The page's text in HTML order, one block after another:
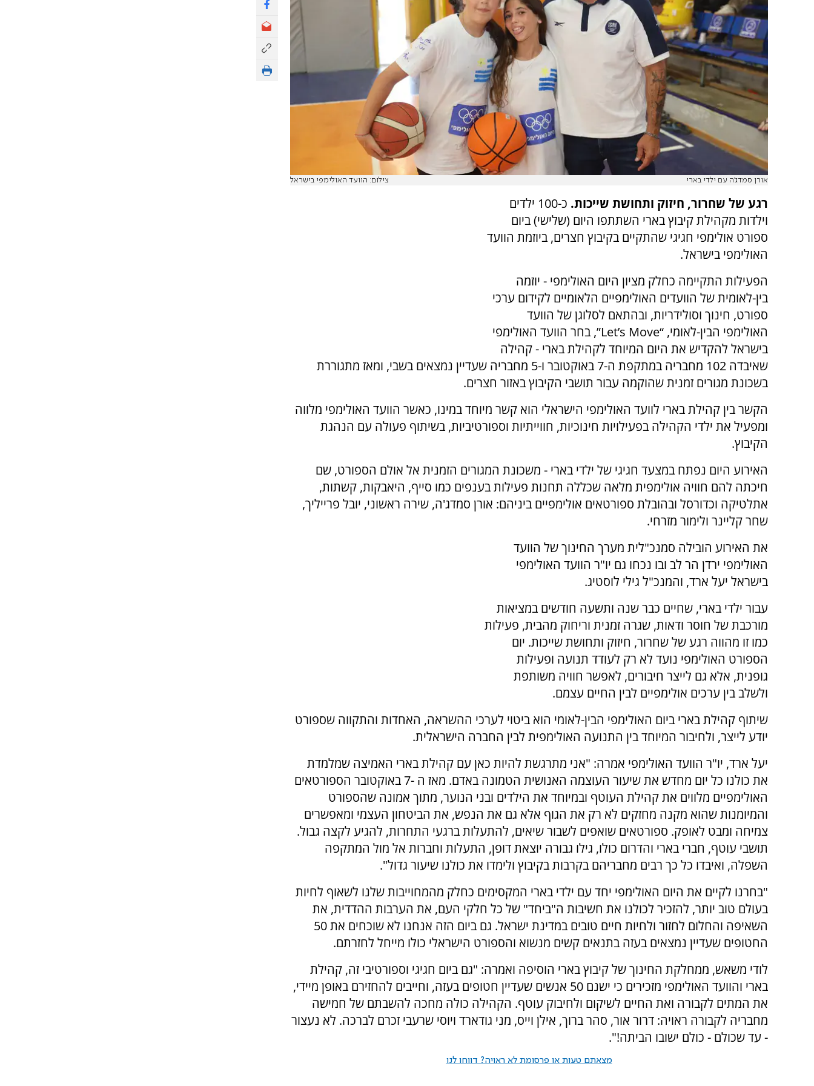
אורן סמדג'ה עם ילדי בארי צילום: הוועד האולימפי בישראל
רגע של שחרור, חיזוק ותחושת שייכות.
כ-100 ילדים
וילדות מקהילת קיבוץ בארי השתתפו היום (שלישי) ביום
ספורט אולימפי חגיגי שהתקיים בקיבוץ חצרים, ביוזמת הוועד
האולימפי בישראל.
הפעילות התקיימה כחלק מציון היום האולימפי - יוזמה
בין-לאומית של הוועדים האולימפיים הלאומיים לקידום ערכי
ספורט, חינוך וסולידריות, ובהתאם לסלוגן של הוועד
האולימפי הבין-לאומי, “Let’s Move”, בחר הוועד האולימפי
בישראל להקדיש את היום המיוחד לקהילת בארי - קהילה
שאיבדה 102 מחבריה במתקפת ה-7 באוקטובר ו-5 מחבריה שעדיין נמצאים בשבי, ומאז מתגוררת
בשכונת מגורים זמנית שהוקמה עבור תושבי הקיבוץ באזור חצרים.
הקשר בין קהילת בארי לוועד האולימפי הישראלי הוא קשר מיוחד במינו, כאשר הוועד האולימפי מלווה
ומפעיל את ילדי הקהילה בפעילויות חינוכיות, חווייתיות וספורטיביות, בשיתוף פעולה עם הנהגת
הקיבוץ.
האירוע היום נפתח במצעד חגיגי של ילדי בארי - משכונת המגורים הזמנית אל אולם הספורט, שם
חיכתה להם חוויה אולימפית מלאה שכללה תחנות פעילות בענפים כמו סייף, היאבקות, קשתות,
אתלטיקה וכדורסל ובהובלת ספורטאים אולימפיים ביניהם: אורן סמדג'ה, שירה ראשוני, יובל פרייליך,
שחר קליינר ולימור מזרחי.
את האירוע הובילה סמנכ"לית מערך החינוך של הוועד
האולימפי ירדן הר לב ובו נכחו גם יו"ר הוועד האולימפי
בישראל יעל ארד, והמנכ"ל גילי לוסטיג.
עבור ילדי בארי, שחיים כבר שנה ותשעה חודשים במציאות
מורכבת של חוסר ודאות, שגרה זמנית וריחוק מהבית, פעילות
כמו זו מהווה רגע של שחרור, חיזוק ותחושת שייכות. יום
הספורט האולימפי נועד לא רק לעודד תנועה ופעילות
גופנית, אלא גם לייצר חיבורים, לאפשר חוויה משותפת
ולשלב בין ערכים אולימפיים לבין החיים עצמם.
שיתוף קהילת בארי ביום האולימפי הבין-לאומי הוא ביטוי לערכי ההשראה, האחדות והתקווה שספורט
יודע לייצר, ולחיבור המיוחד בין התנועה האולימפית לבין החברה הישראלית.
יעל ארד, יו"ר הוועד האולימפי אמרה: "אני מתרגשת להיות כאן עם קהילת בארי האמיצה שמלמדת
את כולנו כל יום מחדש את שיעור העוצמה האנושית הטמונה באדם. מאז ה -7 באוקטובר הספורטאים
האולימפיים מלווים את קהילת העוטף ובמיוחד את הילדים ובני הנוער, מתוך אמונה שהספורט
והמיומנות שהוא מקנה מחזקים לא רק את הגוף אלא גם את הנפש, את הביטחון העצמי ומאפשרים
צמיחה ומבט לאופק. ספורטאים שואפים לשבור שיאים, להתעלות ברגעי התחרות, להגיע לקצה גבול.
תושבי עוטף, חברי בארי והדרום כולו, גילו גבורה יוצאת דופן, התעלות וחברות אל מול המתקפה
השפלה, ואיבדו כל כך רבים מחבריהם בקרבות בקיבוץ ולימדו את כולנו שיעור גדול".
"בחרנו לקיים את היום האולימפי יחד עם ילדי בארי המקסימים כחלק מהמחוייבות שלנו לשאוף לחיות
בעולם טוב יותר, להזכיר לכולנו את חשיבות ה"ביחד" של כל חלקי העם, את הערבות ההדדית, את
השאיפה והחלום לחזור ולחיות חיים טובים במדינת ישראל. גם ביום הזה אנחנו לא שוכחים את 50
החטופים שעדיין נמצאים בעזה בתנאים קשים מנשוא והספורט הישראלי כולו מייחל לחזרתם.
לודי משאש, ממחלקת החינוך של קיבוץ בארי הוסיפה ואמרה: "גם ביום חגיגי וספורטיבי זה, קהילת
בארי והוועד האולימפי מזכירים כי ישנם 50 אנשים שעדיין חטופים בעזה, וחייבים להחזירם באופן מיידי,
את המתים לקבורה ואת החיים לשיקום ולחיבוק עוטף. הקהילה כולה מחכה להשבתם של חמישה
מחבריה לקבורה ראויה: דרור אור, סהר ברוך, אילן וייס, מני גודארד ויוסי שרעבי זכרם לברכה. לא נעצור
- עד שכולם - כולם ישובו הביתה!".
מצאתם טעות או פרסומת לא ראויה? דווחו לנו